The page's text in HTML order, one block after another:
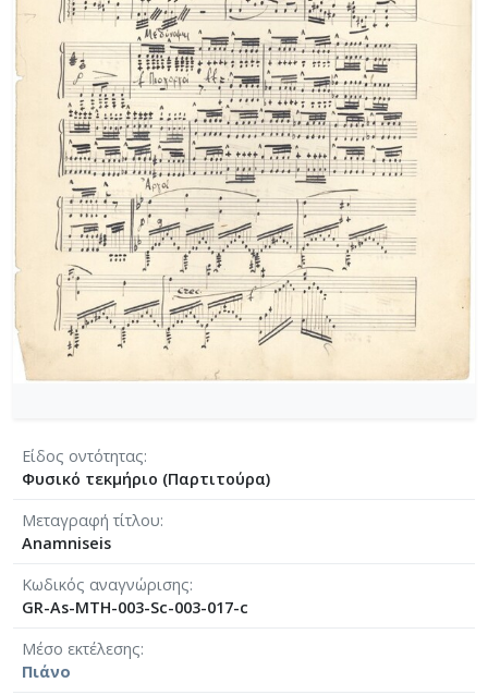
[Φάκελος] GR-As-MTH-003-Sc-003-019-
[Φάκελος] GR-As-MTH-003-Sc-004-020-Σκίτσα
[Φάκελος] GR-As-MTH-003-Sc-004-021-
[Φάκελος] GR-As-MTH-003-Sc-004-022-
[Φάκελος] GR-As-MTH-003-Sc-004-023-
[Φάκελος] GR-As-MTH-003-Sc-004-024-Ύμνος
[Φάκελος] GR-As-MTH-003-Sc-004-025-Το
[Φάκελος] GR-As-MTH-003-Sc-004-026-
[Φάκελος] GR-As-MTH-003-Sc-004-027-Μικρή
[Φάκελος] GR-As-MTH-003-Sc-004-028-
[Φάκελος] GR-As-MTH-003-Sc-004-029-
[Φάκελος] GR-As-MTH-003-Sc-004-030-Πέντε
[Φάκελος] GR-As-MTH-003-Sc-004-031-Έργο
[Φάκελος] GR-As-MTH-003-Sc-005-032-
[Φάκελος] GR-As-MTH-003-Sc-005-033-
[Φάκελος] GR-As-MTH-003-Sc-005-036-
[Φάκελος] GR-As-MTH-003-Sc-005-037-Duetto
[Φάκελος] GR-As-MTH-003-Sc-005-039-Το
[Φάκελος] GR-As-MTH-003-Sc-005-041-Η
[Φάκελος] GR-As-MTH-003-Sc-005-042-Το
[Φάκελος] GR-As-MTH-003-Sc-005-044-Το
Είδος οντότητας
Φυσικό τεκμήριο (Παρτιτούρα)
Μεταγραφή τίτλου
Anamniseis
Κωδικός αναγνώρισης
GR-As-MTH-003-Sc-003-017-c
Μέσο εκτέλεσης
Πιάνο